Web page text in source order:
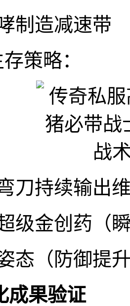
制造减速带
策略：
刀持续输出
级金创药（
态（防御提
成果验证